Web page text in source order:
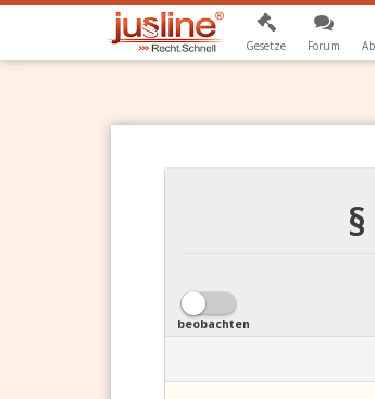
Gesetze Forum
beobachten